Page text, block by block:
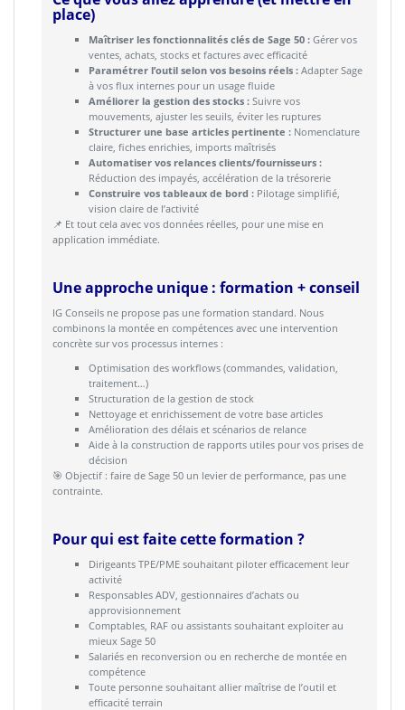
place)
Maîtriser les fonctionnalités clés de Sage 50 : Gérer vos
ventes, achats, stocks et factures avec efficacité
Paramétrer l’outil selon vos besoins réels : Adapter Sage
à vos flux internes pour un usage fluide
Améliorer la gestion des stocks : Suivre vos
mouvements, ajuster les seuils, éviter les ruptures
Structurer une base articles pertinente : Nomenclature
claire, fiches enrichies, imports maîtrisés
Automatiser vos relances clients/fournisseurs :
Réduction des impayés, accélération de la trésorerie
Construire vos tableaux de bord : Pilotage simplifié,
vision claire de l’activité
📌 Et tout cela avec vos données réelles, pour une mise en
application immédiate.
Une approche unique : formation + conseil
IG Conseils ne propose pas une formation standard. Nous
combinons la montée en compétences avec une intervention
concrète sur vos processus internes :
Optimisation des workflows (commandes, validation,
traitement…)
Structuration de la gestion de stock
Nettoyage et enrichissement de votre base articles
Amélioration des délais et scénarios de relance
Aide à la construction de rapports utiles pour vos prises de
décision
🎯 Objectif : faire de Sage 50 un levier de performance, pas une
contrainte.
Pour qui est faite cette formation ?
Dirigeants TPE/PME souhaitant piloter efficacement leur
activité
Responsables ADV, gestionnaires d’achats ou
approvisionnement
Comptables, RAF ou assistants souhaitant exploiter au
mieux Sage 50
Salariés en reconversion ou en recherche de montée en
compétence
Toute personne souhaitant allier maîtrise de l’outil et
efficacité terrain